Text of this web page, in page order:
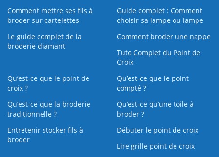
Comment mettre ses fils à
broder sur cartelettes
Guide complet : Comment
choisir sa lampe ou lampe
Le guide complet de la
broderie diamant
Comment broder une nappe
Tuto Complet du Point de
Croix
Qu’est-ce que le point de
croix ?
Qu’est-ce que le point
compté ?
Qu’est-ce que la broderie
traditionnelle ?
Qu’est‑ce qu’une toile à
broder ?
Entretenir stocker fils à
broder
Débuter le point de croix
Lire grille point de croix